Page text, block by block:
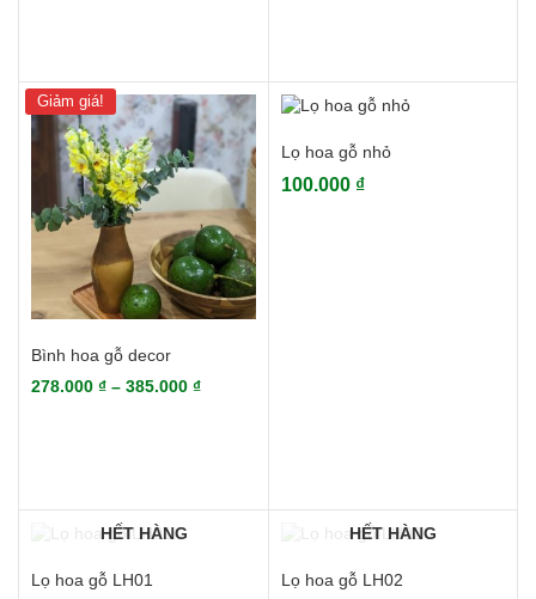
278.000 ₫.
Giảm giá!
Bình hoa gỗ decor
278.000 ₫ – 385.000 ₫Khoảng
Lọ hoa gỗ nhỏ
100.000 ₫
HẾT HÀNG
Lọ hoa gỗ LH01
HẾT HÀNG
Lọ hoa gỗ LH02